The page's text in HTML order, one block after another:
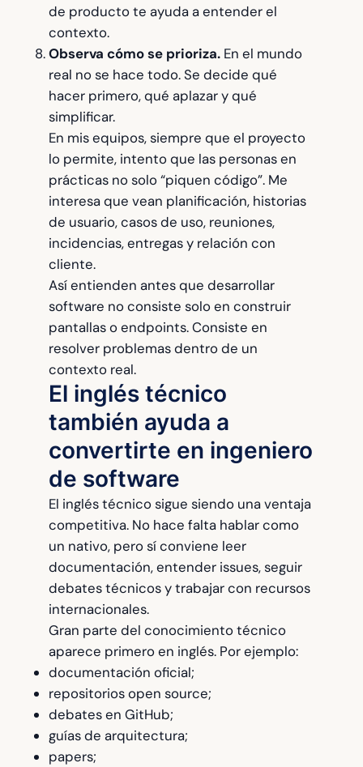
de producto te ayuda a entender el
contexto.
Observa cómo se prioriza.En el mundo
real no se hace todo. Se decide qué
hacer primero, qué aplazar y qué
simplificar.
En mis equipos, siempre que el proyecto
lo permite, intento que las personas en
prácticas no solo “piquen código”. Me
interesa que vean planificación, historias
de usuario, casos de uso, reuniones,
incidencias, entregas y relación con
cliente.
Así entienden antes que desarrollar
software no consiste solo en construir
pantallas o endpoints. Consiste en
resolver problemas dentro de un
contexto real.
El inglés técnico
también ayuda a
convertirte en ingeniero
de software
El inglés técnico sigue siendo una ventaja
competitiva. No hace falta hablar como
un nativo, pero sí conviene leer
documentación, entender issues, seguir
debates técnicos y trabajar con recursos
internacionales.
Gran parte del conocimiento técnico
aparece primero en inglés. Por ejemplo:
documentación oficial;
repositorios open source;
debates en GitHub;
guías de arquitectura;
papers;